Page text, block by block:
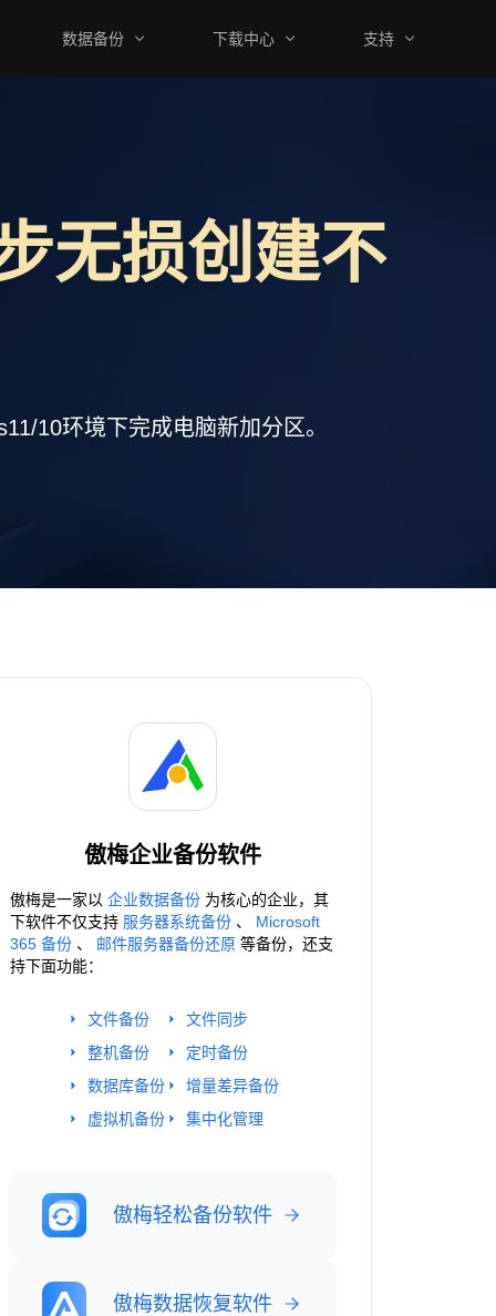
数据备份 下载中心 支持
无损创建不
10环境下完成电脑新加分区。
傲梅企业备份软件
傲梅是一家以 企业数据备份 为核心的企业，其
下软件不仅支持 服务器系统备份 、 Microsoft
365 备份 、 邮件服务器备份还原 等备份，还支
持下面功能：
文件备份
整机备份
数据库备份
虚拟机备份
文件同步
定时备份
增量差异备份
集中化管理
傲梅轻松备份软件
傲梅数据恢复软件